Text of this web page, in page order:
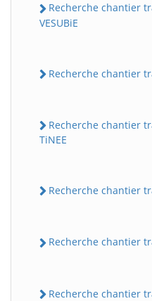
Recherche chantier
VESUBiE
Recherche chantier
Recherche chantier
TiNEE
Recherche chantier
Recherche chantier
Recherche chantier